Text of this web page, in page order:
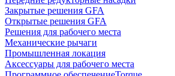
Закрытые решения GFA
Открытые решения GFA
Решения для рабочего места
Механические рычаги
Промышленная локация
Аксессуары для рабочего места